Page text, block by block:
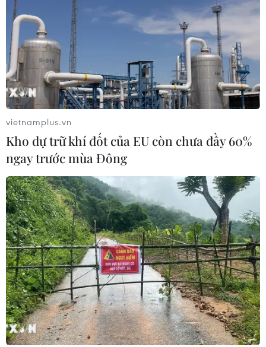
vietnamplus.vn
Kho dự trữ khí đốt của EU còn chưa đầy 60%
ngay trước mùa Đông